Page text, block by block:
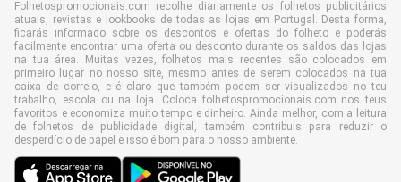
Folhetospromocionais.com recolhe diariamente os folhetos publicitários
atuais, revistas e lookbooks de todas as lojas em Portugal. Desta forma,
ficarás informado sobre os descontos e ofertas do folheto e poderás
facilmente encontrar uma oferta ou desconto durante os saldos das lojas
na tua área. Muitas vezes, folhetos mais recentes são colocados em
primeiro lugar no nosso site, mesmo antes de serem colocados na tua
caixa de correio, e é claro que também podem ser visualizados no teu
trabalho, escola ou na loja. Coloca folhetospromocionais.com nos teus
favoritos e economiza muito tempo e dinheiro. Ainda melhor, com a leitura
de folhetos de publicidade digital, também contribuis para reduzir o
desperdício de papel e isso é bom para o nosso ambiente.